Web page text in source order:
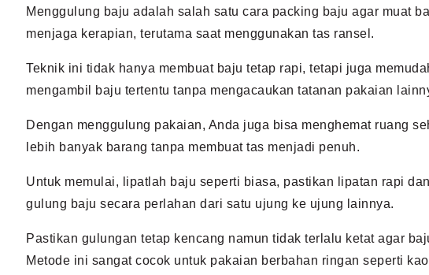
Menggulung baju adalah salah satu cara packing baju agar muat
menjaga kerapian, terutama saat menggunakan tas ransel.
Teknik ini tidak hanya membuat baju tetap rapi, tetapi juga
mengambil baju tertentu tanpa mengacaukan tatanan pakaian
Dengan menggulung pakaian, Anda juga bisa menghemat ruang
lebih banyak barang tanpa membuat tas menjadi penuh.
Untuk memulai, lipatlah baju seperti biasa, pastikan lipatan rapi
gulung baju secara perlahan dari satu ujung ke ujung lainnya.
Pastikan gulungan tetap kencang namun tidak terlalu ketat agar
Metode ini sangat cocok untuk pakaian berbahan ringan seperti